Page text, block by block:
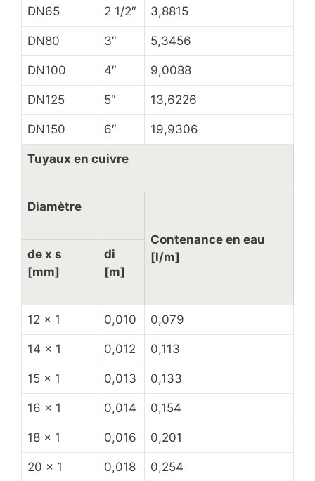
DN65 2 1/2″ 3,8815
DN80 3″ 5,3456
DN100 4″ 9,0088
DN125 5″ 13,6226
DN150 6″ 19,9306
Tuyaux en cuivre
Diamètre
Contenance en eau
[l/m]
de x s
[mm]
di
[m]
12 x 1 0,010 0,079
14 x 1 0,012 0,113
15 x 1 0,013 0,133
16 x 1 0,014 0,154
18 x 1 0,016 0,201
20 x 1 0,018 0,254